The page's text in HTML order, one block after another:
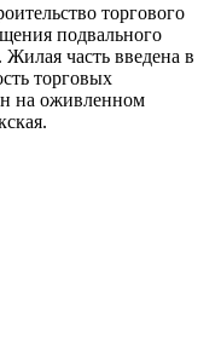
торгового
подвального
часть введена в
торговых
на оживленном